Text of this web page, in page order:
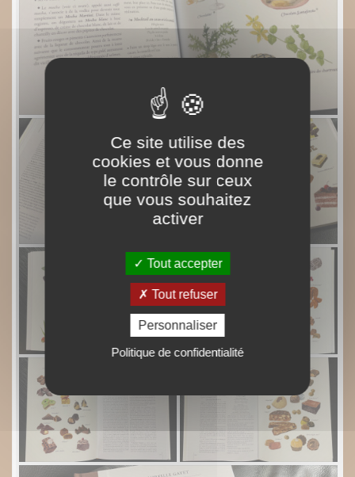
Ce site utilise des
cookies et vous donne
le contrôle sur ceux
que vous souhaitez
activer
Tout accepter
Tout refuser
Personnaliser
Politique de confidentialité